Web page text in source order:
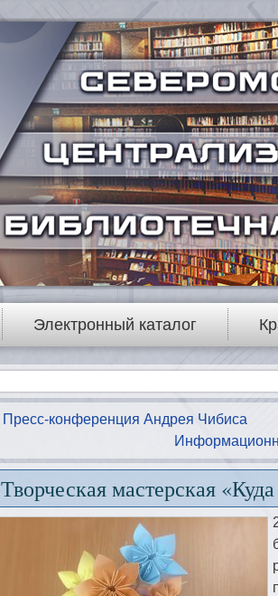
Электронный каталог
Пресс-конференция Андрея Чибиса
Творческая мастерская